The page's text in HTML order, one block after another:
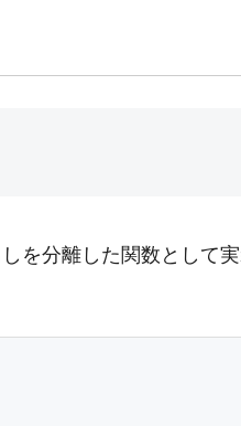
を分離した関数として